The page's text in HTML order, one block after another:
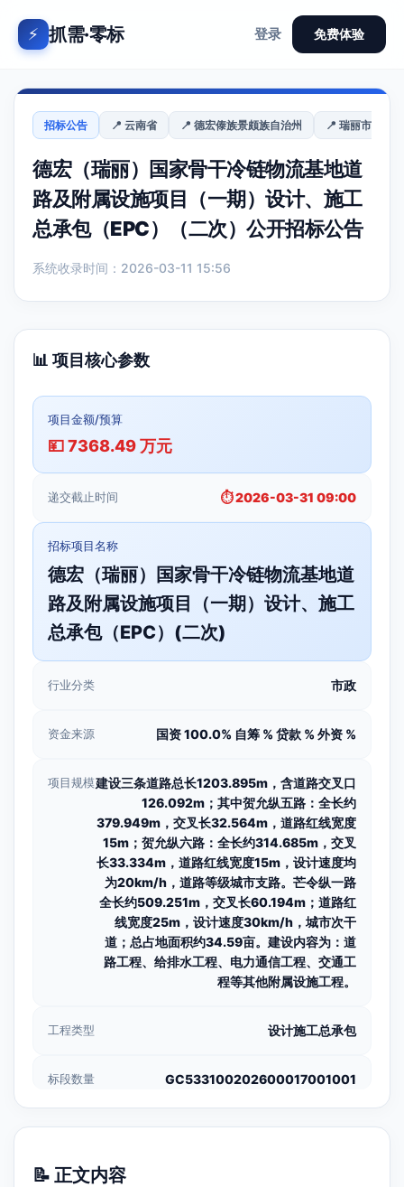
⚡ 抓需·零标 登录 免费体验
招标公告 📍 云南省 📍 德宏傣族景颇族自治州 📍 瑞丽市
德宏（瑞丽）国家骨干冷链物流基地道
路及附属设施项目（一期）设计、施工
总承包（EPC）（二次）公开招标公告
系统收录时间：2026-03-11 15:56
📊 项目核心参数
项目金额/预算
💴 7368.49 万元
递交截止时间 ⏱️ 2026-03-31 09:00
招标项目名称
德宏（瑞丽）国家骨干冷链物流基地道
路及附属设施项目（一期）设计、施工
总承包（EPC）(二次)
行业分类 市政
资金来源 国资 100.0% 自筹 % 贷款 % 外资 %
项目规模建设三条道路总长1203.895m，含道路交叉口
126.092m；其中贺允纵五路：全长约
379.949m，交叉长32.564m，道路红线宽度
15m；贺允纵六路：全长约314.685m，交叉
长33.334m，道路红线宽度15m，设计速度均
为20km/h，道路等级城市支路。芒令纵一路
全长约509.251m，交叉长60.194m；道路红
线宽度25m，设计速度30km/h，城市次干
道；总占地面积约34.59亩。建设内容为：道
路工程、给排水工程、电力通信工程、交通工
程等其他附属设施工程。
工程类型 设计施工总承包
标段数量 GC533100202600017001001
📝 正文内容